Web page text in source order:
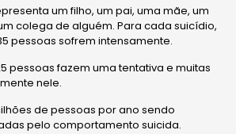
um filho, um pai, uma mãe, um
colega de alguém. Para cada suicídio,
pessoas sofrem intensamente.
pessoas fazem uma tentativa e muitas
nele.
de pessoas por ano sendo
pelo comportamento suicida.